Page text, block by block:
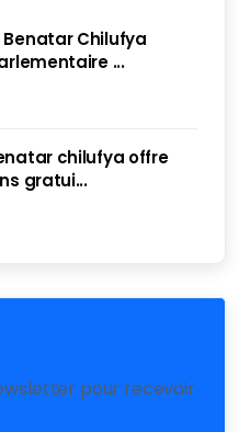
Chilufya
...
chilufya offre
gratui...
pour recevoir